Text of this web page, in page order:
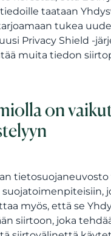
taataan
tukea
Privacy Shield -
muita tiedon
on
suojatoimenpiteisiin,
myös, että se
siirtoon, joka